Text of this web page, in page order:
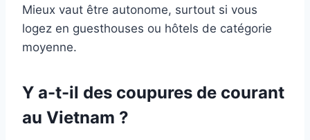
Mieux vaut être autonome, surtout si vous
logez en guesthouses ou hôtels de catégorie
moyenne.
Y a-t-il des coupures de courant
au Vietnam ?